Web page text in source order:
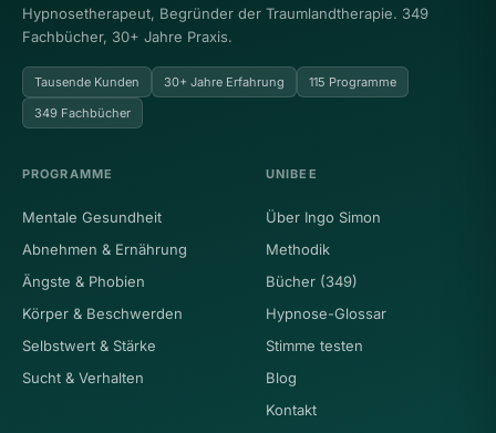
Hypnosetherapeut, Begründer der Traumlandtherapie. 349
Fachbücher, 30+ Jahre Praxis.
Tausende Kunden 30+ Jahre Erfahrung
115 Programme
349 Fachbücher
PROGRAMME
Mentale Gesundheit
Abnehmen & Ernährung
Ängste & Phobien
Körper & Beschwerden
Selbstwert & Stärke
Sucht & Verhalten
UNIBEE
Über Ingo Simon
Methodik
Bücher (349)
Hypnose-Glossar
Stimme testen
Blog
Kontakt